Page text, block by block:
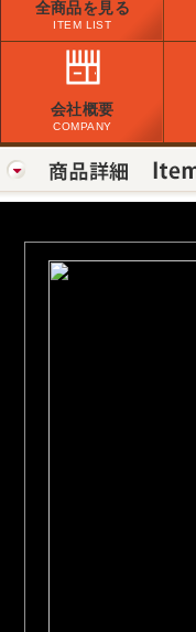
全商品を見る
ITEM LIST
会社概要
COMPANY